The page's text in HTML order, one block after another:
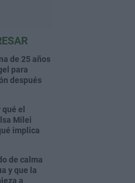
de 25 años
para
después
el
Milei
implica
de calma
y que la
a